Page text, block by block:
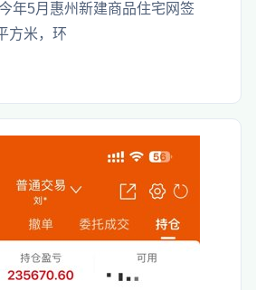
年5月惠州新建商品住宅网签
方米，环